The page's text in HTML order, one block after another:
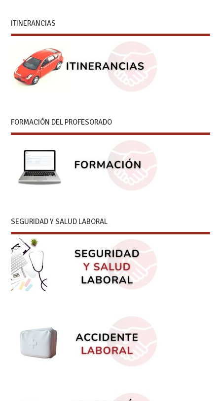
ITINERANCIAS
FORMACIÓN DEL PROFESORADO
SEGURIDAD Y SALUD LABORAL